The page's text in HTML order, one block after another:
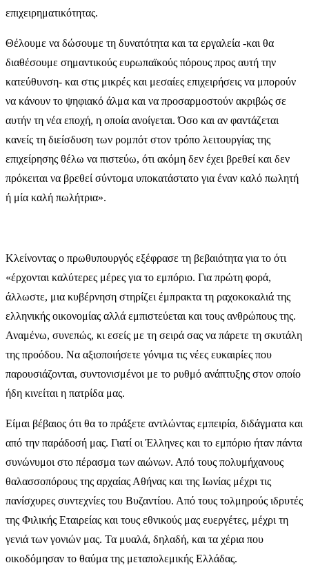
επιχειρηματικότητας.
Θέλουμε να δώσουμε τη δυνατότητα και τα εργαλεία -και θα
διαθέσουμε σημαντικούς ευρωπαϊκούς πόρους προς αυτή την
κατεύθυνση- και στις μικρές και μεσαίες επιχειρήσεις να μπορούν
να κάνουν το ψηφιακό άλμα και να προσαρμοστούν ακριβώς σε
αυτήν τη νέα εποχή, η οποία ανοίγεται. Όσο και αν φαντάζεται
κανείς τη διείσδυση των ρομπότ στον τρόπο λειτουργίας της
επιχείρησης θέλω να πιστεύω, ότι ακόμη δεν έχει βρεθεί και δεν
πρόκειται να βρεθεί σύντομα υποκατάστατο για έναν καλό πωλητή
ή μία καλή πωλήτρια».
Κλείνοντας ο πρωθυπουργός εξέφρασε τη βεβαιότητα για το ότι
«έρχονται καλύτερες μέρες για το εμπόριο. Για πρώτη φορά,
άλλωστε, μια κυβέρνηση στηρίζει έμπρακτα τη ραχοκοκαλιά της
ελληνικής οικονομίας αλλά εμπιστεύεται και τους ανθρώπους της.
Αναμένω, συνεπώς, κι εσείς με τη σειρά σας να πάρετε τη σκυτάλη
της προόδου. Να αξιοποιήσετε γόνιμα τις νέες ευκαιρίες που
παρουσιάζονται, συντονισμένοι με το ρυθμό ανάπτυξης στον οποίο
ήδη κινείται η πατρίδα μας.
Είμαι βέβαιος ότι θα το πράξετε αντλώντας εμπειρία, διδάγματα και
από την παράδοσή μας. Γιατί οι Έλληνες και το εμπόριο ήταν πάντα
συνώνυμοι στο πέρασμα των αιώνων. Από τους πολυμήχανους
θαλασσοπόρους της αρχαίας Αθήνας και της Ιωνίας μέχρι τις
πανίσχυρες συντεχνίες του Βυζαντίου. Από τους τολμηρούς ιδρυτές
της Φιλικής Εταιρείας και τους εθνικούς μας ευεργέτες, μέχρι τη
γενιά των γονιών μας. Τα μυαλά, δηλαδή, και τα χέρια που
οικοδόμησαν το θαύμα της μεταπολεμικής Ελλάδας.